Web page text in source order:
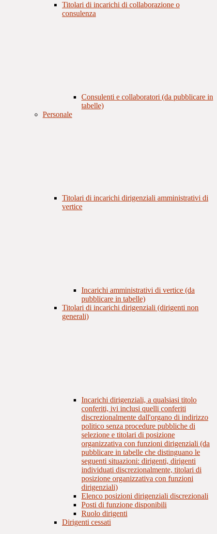
Titolari di incarichi di collaborazione o
consulenza
Consulenti e collaboratori (da pubblicare in
tabelle)
Personale
Titolari di incarichi dirigenziali amministrativi di
vertice
Incarichi amministrativi di vertice (da
pubblicare in tabelle)
Titolari di incarichi dirigenziali (dirigenti non
generali)
Incarichi dirigenziali, a qualsiasi titolo
conferiti, ivi inclusi quelli conferiti
discrezionalmente dall'organo di indirizzo
politico senza procedure pubbliche di
selezione e titolari di posizione
organizzativa con funzioni dirigenziali (da
pubblicare in tabelle che distinguano le
seguenti situazioni: dirigenti, dirigenti
individuati discrezionalmente, titolari di
posizione organizzativa con funzioni
dirigenziali)
Elenco posizioni dirigenziali discrezionali
Posti di funzione disponibili
Ruolo dirigenti
Dirigenti cessati